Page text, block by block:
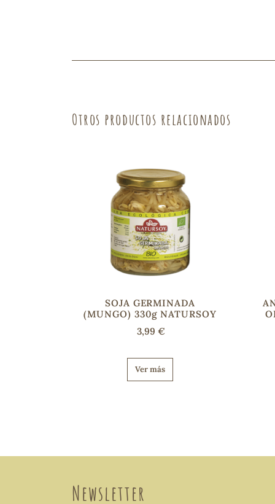
Otros productos relacionados
SOJA GERMINADA
(MUNGO) 330g NATURSOY
3,99 €
Ver más
Newsletter